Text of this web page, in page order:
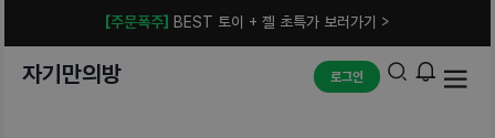
[주문폭주] BEST 토이 + 젤 초특가 보러가기 >
자기만의방 로그인